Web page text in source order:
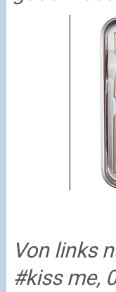
Von links
#kiss me,